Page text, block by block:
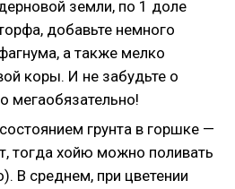
земли, по 1 доле
добавьте немного
а также мелко
коры. И не забудьте о
мегаобязательно!
грунта в горшке —
тогда хойю можно поливать
В среднем, при цветении